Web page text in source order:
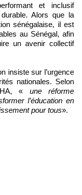
et inclusif
Alors que la
sénégalaise, il est
au Sénégal, afin
un avenir collectif
insiste sur l’urgence
nationales. Selon
« une réforme
l’éducation en
pour tous».